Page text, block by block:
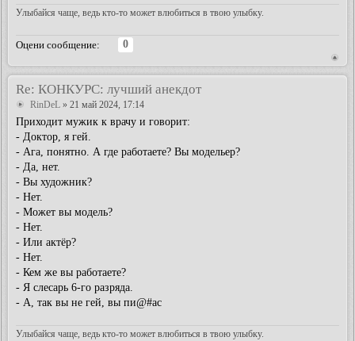
Улыбайся чаще, ведь кто-то может влюбиться в твою улыбку.
Оцени сообщение:
0
Re: КОНКУРС: лучший анекдот
RinDeL » 21 май 2024, 17:14
Приходит мужик к врачу и говорит:
- Доктор, я гей.
- Ага, понятно. А где работаете? Вы модельер?
- Да, нет.
- Вы художник?
- Нет.
- Может вы модель?
- Нет.
- Или актёр?
- Нет.
- Кем же вы работаете?
- Я слесарь 6-го разряда.
- А, так вы не гей, вы пи@#ас
Улыбайся чаще, ведь кто-то может влюбиться в твою улыбку.